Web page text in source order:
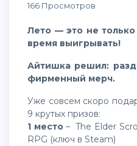
166 Просмотров
Лето — это не только шашлыки и жара. Это
время выигрывать!
Айтишка решил: раздаём игры, интернет и
фирменный мерч.
Уже совсем скоро подарим нашим подписчикам
9 крутых призов:
1 место– The Elder
RPG (ключ в Steam)